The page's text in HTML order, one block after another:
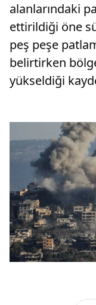
alanlarındaki
ettirildiği öne
peş peşe
belirtirken
yükseldiği